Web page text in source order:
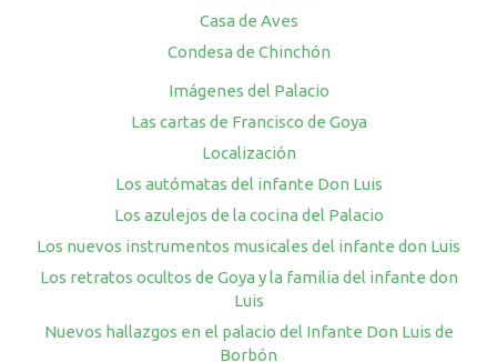
Casa de Aves
Condesa de Chinchón
Imágenes del Palacio
Las cartas de Francisco de Goya
Localización
Los autómatas del infante Don Luis
Los azulejos de la cocina del Palacio
Los nuevos instrumentos musicales del infante don Luis
Los retratos ocultos de Goya y la familia del infante don
Luis
Nuevos hallazgos en el palacio del Infante Don Luis de
Borbón